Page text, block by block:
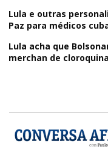
Lula e outras
Paz para médicos
Lula acha que
merchan de cloroquina